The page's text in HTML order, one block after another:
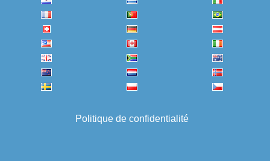
Politique de confidentialité